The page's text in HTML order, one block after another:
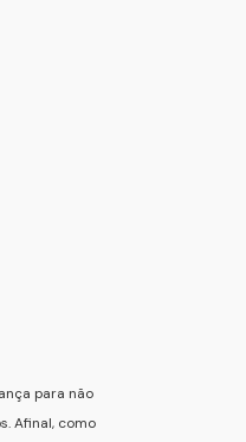
para não
Afinal, como